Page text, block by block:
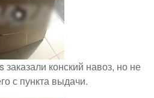
конский навоз, но не
с пункта выдачи.